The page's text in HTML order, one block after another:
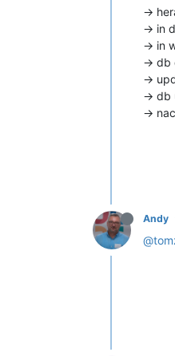
->
-> in
-> in
-> db
->
-> db
->
Andy